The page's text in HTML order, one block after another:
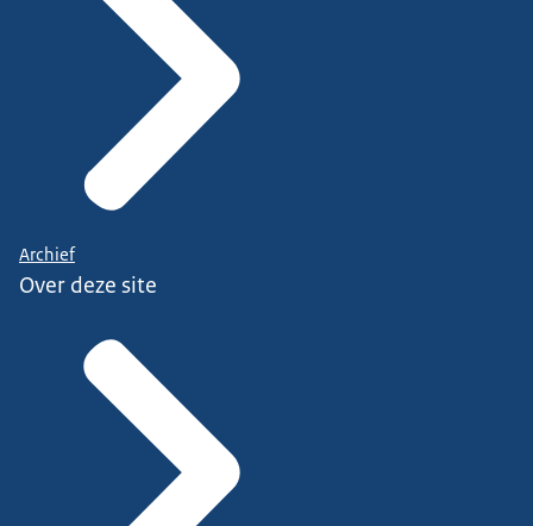
Archief
Over deze site